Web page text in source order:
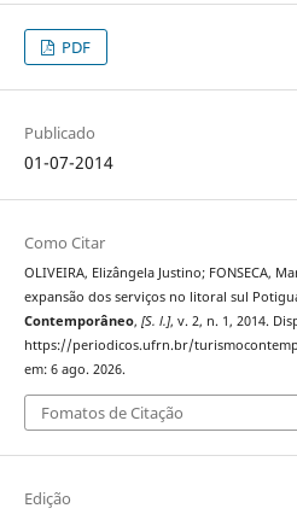
PDF
Publicado
01-07-2014
Como Citar
OLIVEIRA, Elizângela Justino; FONSECA,
expansão dos serviços no litoral sul
Contemporâneo, [S. l.], v. 2, n. 1, 2014.
https://periodicos.ufrn.br/
em: 6 ago. 2026.
Fomatos de Citação
Edição